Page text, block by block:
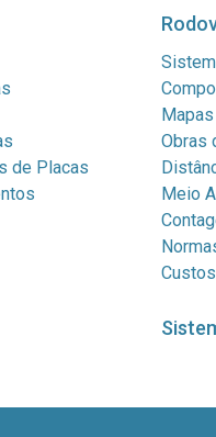
de Placas
Obras
Meio